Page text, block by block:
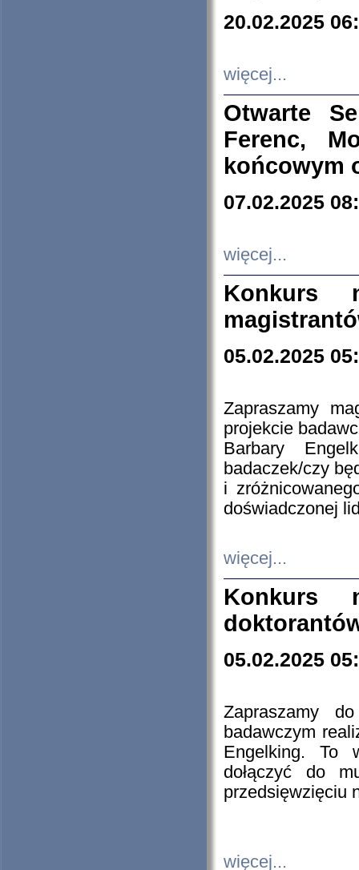
20.02.2025
więcej...
Otwarte
Ferenc,
końcowym
07.02.2025
więcej...
Konkurs
05.02.2025
Zapraszamy
projekcie
Barbary
badaczek/czy
i
doświadczonej
więcej...
Konkurs
05.02.2025
Zapraszamy
badawczym
Engelking. To
dołączyć do
przedsięwzięciu
więcej...